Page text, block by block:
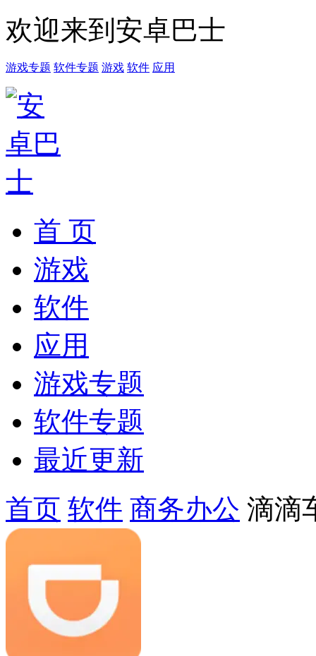
欢迎来到安卓巴士
游戏专题 软件专题 游戏 软件 应用
首 页
游戏
软件
应用
游戏专题
软件专题
最近更新
首页 软件 商务办公 滴滴